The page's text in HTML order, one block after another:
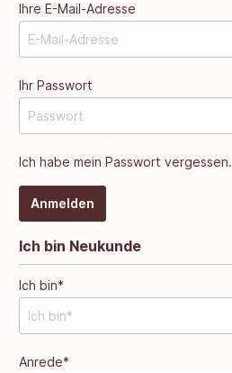
Ihre E-Mail-Adresse
Ihr Passwort
Ich habe mein Passwort vergessen.
Anmelden
Ich bin Neukunde
Ich bin*
Anrede*